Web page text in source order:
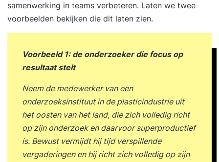
samenwerking in teams verbeteren. Laten we twee
voorbeelden bekijken die dit laten zien.
Voorbeeld 1: de onderzoeker die focus op
resultaat stelt
Neem de medewerker van een
onderzoeksinstituut in de plasticindustrie uit
het oosten van het land, die zich volledig richt
op zijn onderzoek en daarvoor superproductief
is. Bewust vermijdt hij tijd verspillende
vergaderingen en hij richt zich volledig op zijn